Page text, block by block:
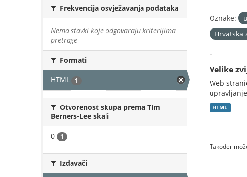
Frekvencija osvježavanja podataka
Nema stavki koje odgovaraju kriterijima
pretrage
Formati
HTML 1
Otvorenost skupa prema Tim
Berners-Lee skali
0 1
Izdavači
Oznake:
Hrvatska
Velike
Web
HTML
Također